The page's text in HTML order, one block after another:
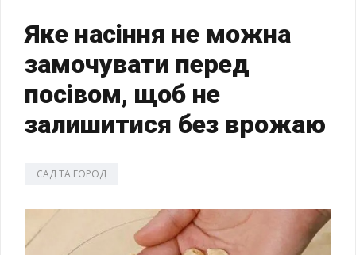
Яке насіння не можна
замочувати перед
посівом, щоб не
залишитися без врожаю
САД ТА ГОРОД